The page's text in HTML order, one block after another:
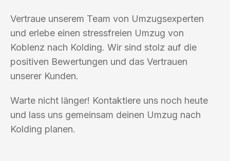
Vertraue unserem Team von Umzugsexperten
und erlebe einen stressfreien Umzug von
Koblenz nach Kolding. Wir sind stolz auf die
positiven Bewertungen und das Vertrauen
unserer Kunden.
Warte nicht länger! Kontaktiere uns noch heute
und lass uns gemeinsam deinen Umzug nach
Kolding planen.